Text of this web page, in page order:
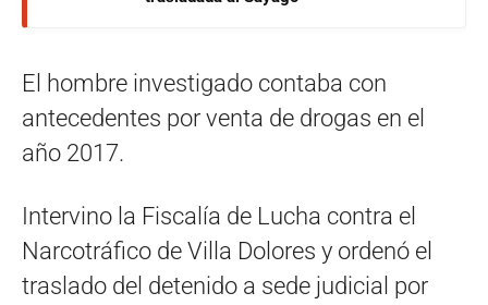
El hombre investigado contaba con
antecedentes por venta de drogas en el
año 2017.
Intervino la Fiscalía de Lucha contra el
Narcotráfico de Villa Dolores y ordenó el
traslado del detenido a sede judicial por